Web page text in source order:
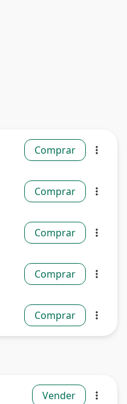
Comprar more_vert
Comprar more_vert
Comprar more_vert
Comprar more_vert
Comprar more_vert
Vender more_vert